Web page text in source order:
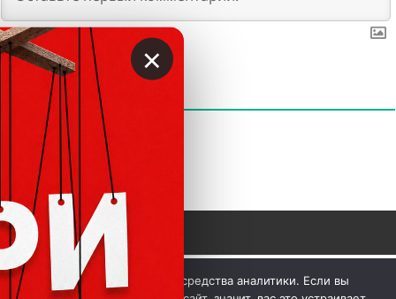
КОММЕНТАРИИ
гиперссылкой на сайт vklader.com или
Мы используем куки и средства аналитики. Если вы
×